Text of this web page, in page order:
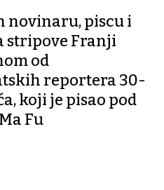
novinaru, piscu i
stripove Franji
od
reportera 30-
koji je pisao pod
Fu